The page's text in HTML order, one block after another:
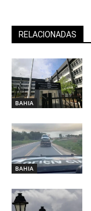
RELACIONADAS
BAHIA
BAHIA